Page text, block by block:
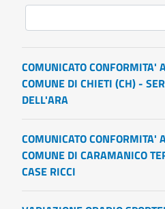
COMUNICATO CONFORMITA'
COMUNE DI CHIETI (CH) -
DELL'ARA
COMUNICATO CONFORMITA'
COMUNE DI CARAMANICO
CASE RICCI